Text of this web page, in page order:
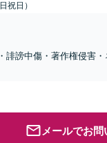
祝日）
誹謗中傷・著作権侵害
メールでお